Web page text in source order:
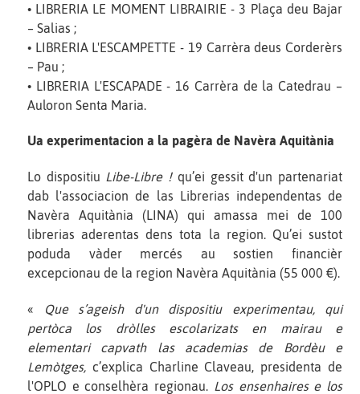
• LIBRERIA LE MOMENT LIBRAIRIE - 3 Plaça deu Bajar
– Salias ;
• LIBRERIA L'ESCAMPETTE - 19 Carrèra deus Corderèrs
– Pau ;
• LIBRERIA L'ESCAPADE - 16 Carrèra de la Catedrau –
Auloron Senta Maria.
Ua experimentacion a la pagèra de Navèra Aquitània
Lo dispositiu Libe-Libre !qu’ei gessit d'un partenariat
dab l'associacion de las Librerias independentas de
Navèra Aquitània (LINA) qui amassa mei de 100
librerias aderentas dens tota la region. Qu’ei sustot
poduda vàder mercés au sostien financièr
excepcionau de la region Navèra Aquitània (55 000 €).
« Que s’ageish d'un dispositiu experimentau, qui
pertòca los dròlles escolarizats en mairau e
elementari capvath las academias de Bordèu e
Lemòtges, c’explica Charline Claveau, presidenta de
l'OPLO e conselhèra regionau. Los ensenhaires e los